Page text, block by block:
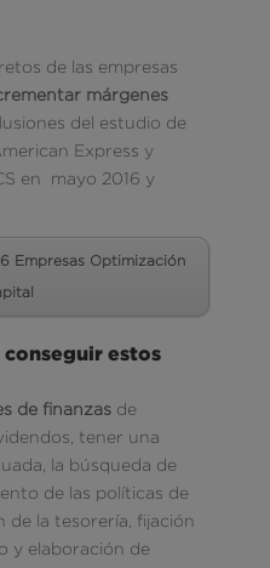
de las empresas
márgenes
del estudio de
Express y
en mayo 2016 y
Empresas Optimización
conseguir estos
de finanzasde
tener una
la búsqueda de
de las políticas de
de la tesorería, fijación
y elaboración de